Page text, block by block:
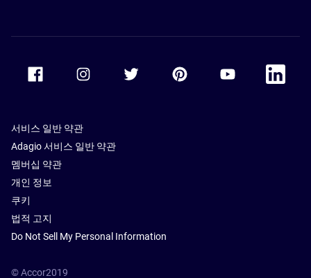
Accor Youtube
Accor
서비스 일반 약관
Adagio 서비스 일반 약관
멤버십 약관
개인 정보
쿠키
법적 고지
Do Not Sell My Personal Information
© Accor2019